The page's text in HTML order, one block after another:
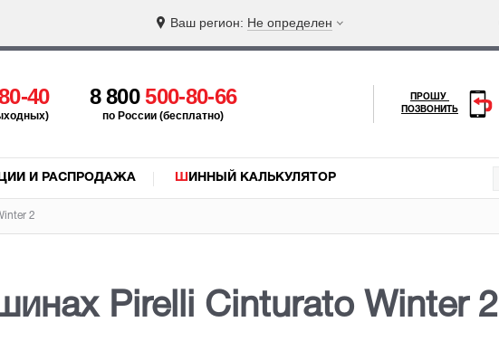
Ваш регион: Не определен
40 8 800500-80-66
по России (бесплатно)
ПРОШУ
ПОЗВОНИТЬ
И РАСПРОДАЖА ШИННЫЙ КАЛЬКУЛЯТОР
2
Pirelli Cinturato Winter 2